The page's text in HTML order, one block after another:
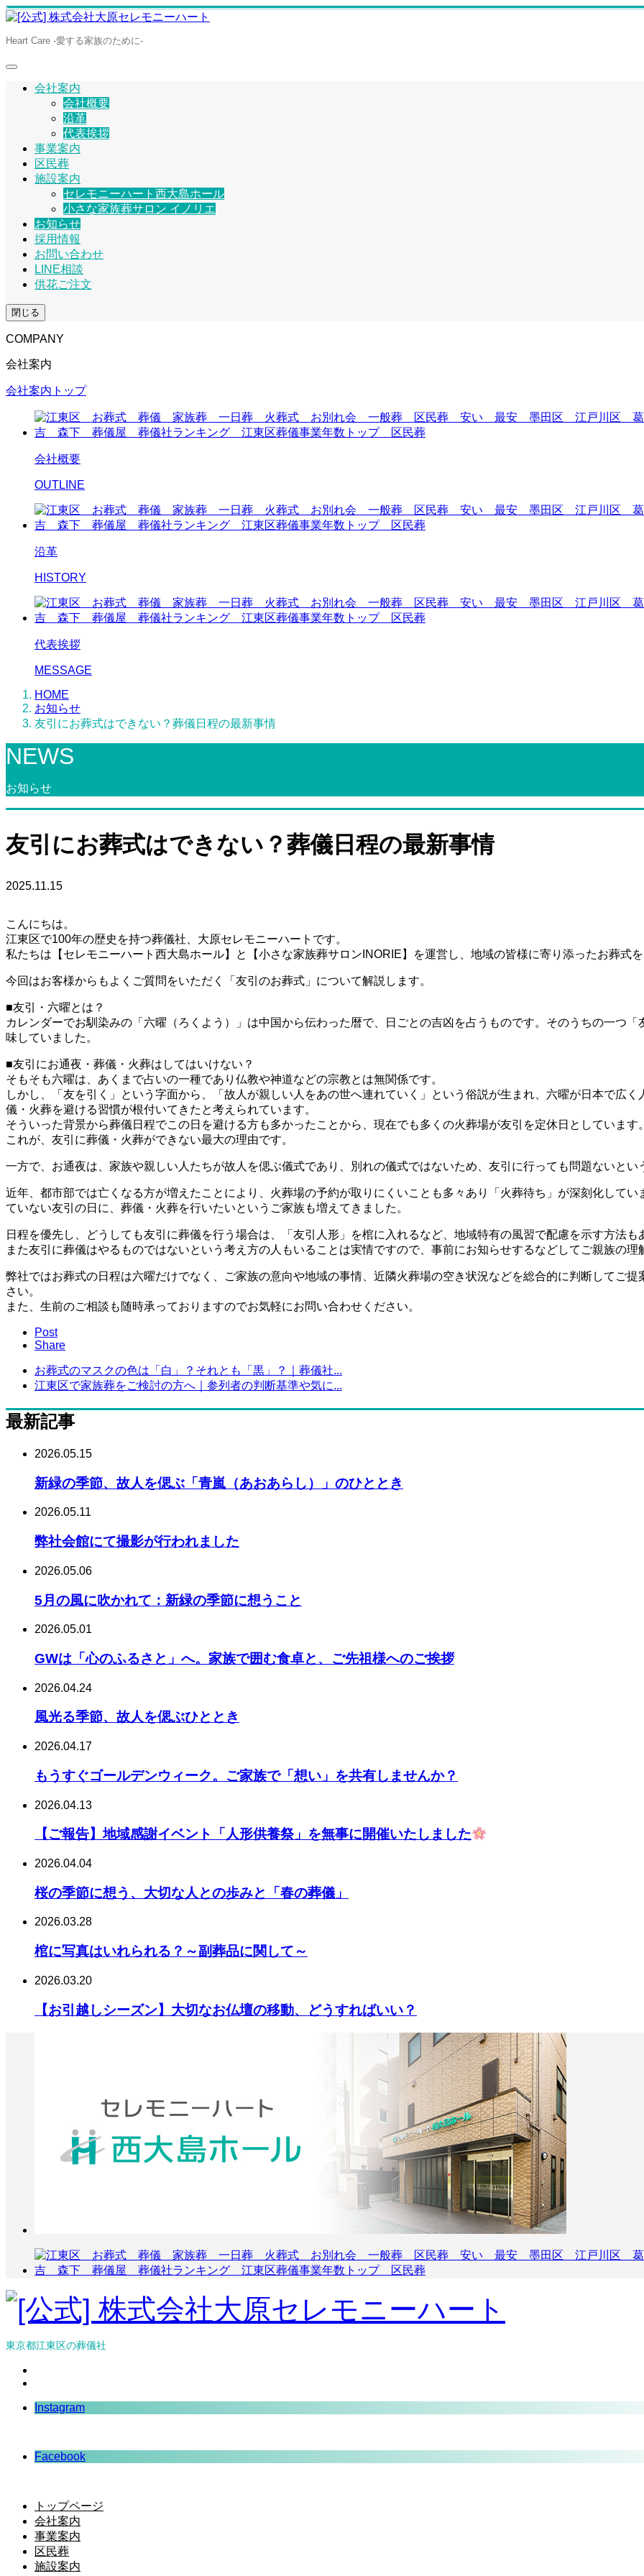
Heart Care -愛する家族のために-
会社案内
会社概要
沿革
代表挨拶
事業案内
区民葬
施設案内
セレモニーハート西大島ホール
小さな家族葬サロン イノリエ
お知らせ
採用情報
お問い合わせ
LINE相談
供花ご注文
閉じる
COMPANY
会社案内
会社案内トップ
会社概要
OUTLINE
沿革
HISTORY
代表挨拶
MESSAGE
HOME
お知らせ
友引にお葬式はできない？葬儀日程の最新事情
NEWS
お知らせ
友引にお葬式はできない？葬儀日程の最新事情
2025.11.15
こんにちは。
江東区で100年の歴史を持つ葬儀社、大原セレモニーハートです。
私たちは【セレモニーハート西大島ホール】と【小さな家族葬サロンINORIE】を運営し、地域の皆様に寄り添ったお葬式を
今回はお客様からもよくご質問をいただく「友引のお葬式」について解説します。
■友引・六曜とは？
カレンダーでお馴染みの「六曜（ろくよう）」は中国から伝わった暦で、日ごとの吉凶を占うものです。そのうちの一つ
味していました。
■友引にお通夜・葬儀・火葬はしてはいけない？
そもそも六曜は、あくまで占いの一種であり仏教や神道などの宗教とは無関係です。
しかし、「友を引く」という字面から、「故人が親しい人をあの世へ連れていく」という俗説が生まれ、六曜が日本で広
儀・火葬を避ける習慣が根付いてきたと考えられています。
そういった背景から葬儀日程でこの日を避ける方も多かったことから、現在でも多くの火葬場が友引を定休日としています。
これが、友引に葬儀・火葬ができない最大の理由です。
一方で、お通夜は、家族や親しい人たちが故人を偲ぶ儀式であり、別れの儀式ではないため、友引に行っても問題ないとい
近年、都市部では亡くなる方が増えたことにより、火葬場の予約が取りにくいことも多々あり「火葬待ち」が深刻化して
ていない友引の日に、葬儀・火葬を行いたいというご家族も増えてきました。
日程を優先し、どうしても友引に葬儀を行う場合は、「友引人形」を棺に入れるなど、地域特有の風習で配慮を示す方法も
また友引に葬儀はやるものではないという考え方の人もいることは実情ですので、事前にお知らせするなどしてご親族の理
弊社ではお葬式の日程は六曜だけでなく、ご家族の意向や地域の事情、近隣火葬場の空き状況などを総合的に判断してご
さい。
また、生前のご相談も随時承っておりますのでお気軽にお問い合わせください。
Post
Share
お葬式のマスクの色は「白」？それとも「黒」？｜葬儀社...
江東区で家族葬をご検討の方へ｜参列者の判断基準や気に...
最新記事
2026.05.15
新緑の季節、故人を偲ぶ「青嵐（あおあらし）」のひととき
2026.05.11
弊社会館にて撮影が行われました
2026.05.06
5月の風に吹かれて：新緑の季節に想うこと
2026.05.01
GWは「心のふるさと」へ。家族で囲む食卓と、ご先祖様へのご挨拶
2026.04.24
風光る季節、故人を偲ぶひととき
2026.04.17
もうすぐゴールデンウィーク。ご家族で「想い」を共有しませんか？
2026.04.13
【ご報告】地域感謝イベント「人形供養祭」を無事に開催いたしました
2026.04.04
桜の季節に想う、大切な人との歩みと「春の葬儀」
2026.03.28
棺に写真はいれられる？～副葬品に関して～
2026.03.20
【お引越しシーズン】大切なお仏壇の移動、どうすればいい？
東京都江東区の葬儀社
Instagram
Facebook
トップページ
会社案内
事業案内
区民葬
施設案内